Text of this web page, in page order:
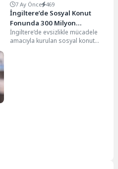
7 Ay Önce 469
İngiltere’de Sosyal Konut
Fonunda 300 Milyon
Sterlinlik Dolandırıcılık: 6
Kişi Tutuklandı
İngiltere’de evsizlikle mücadele
amacıyla kurulan sosyal konut